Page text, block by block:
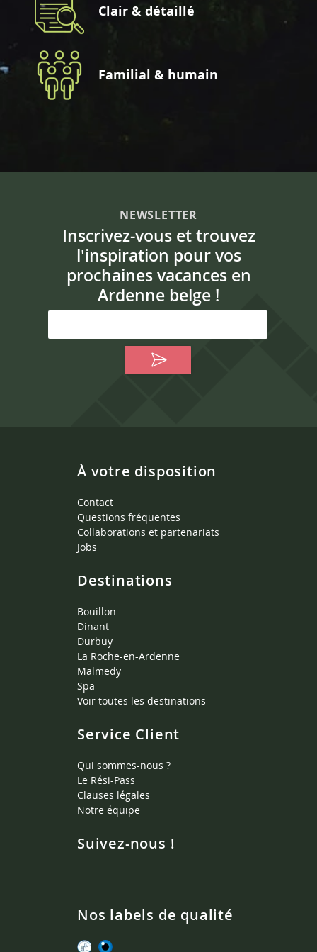
Clair & détaillé
Familial & humain
NEWSLETTER
Inscrivez-vous et trouvez
l'inspiration pour vos
prochaines vacances en
Ardenne belge !
À votre disposition
Contact
Questions fréquentes
Collaborations et partenariats
Jobs
Destinations
Bouillon
Dinant
Durbuy
La Roche-en-Ardenne
Malmedy
Spa
Voir toutes les destinations
Service Client
Qui sommes-nous ?
Le Rési-Pass
Clauses légales
Notre équipe
Suivez-nous !
Nos labels de qualité